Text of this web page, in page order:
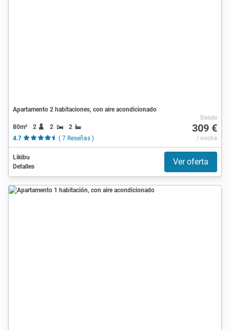
Apartamento 2 habitaciones, con aire acondicionado
80m² 2 2
2
4.7
( 7 Reseñas )
Desde
309 €
/ noche
Likibu
Detalles
Ver oferta